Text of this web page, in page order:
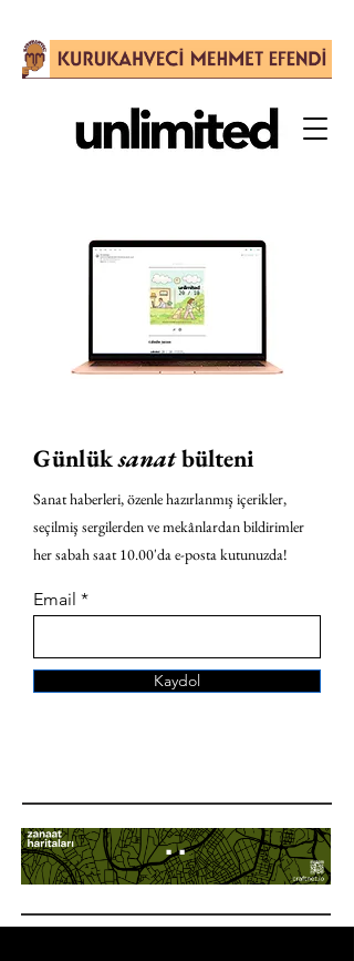
Günlüksanatbülteni
Sanat haberleri, özenle hazırlanmış içerikler,
seçilmiş sergilerden ve mekânlardan bildirimler
her sabah saat 10.00'da e-posta kutunuzda!
Email
Kaydol